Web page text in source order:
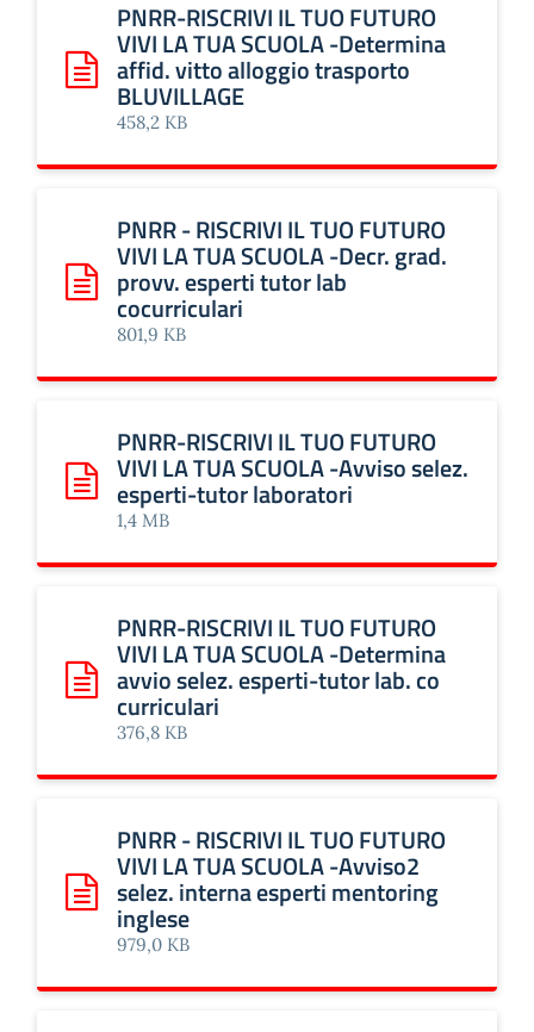
Scarica: PNRR-RISCRIVI IL TUO FUTURO VIVI LA TUA
PNRR-RISCRIVI IL TUO FUTURO
VIVI LA TUA SCUOLA -Determina
affid. vitto alloggio trasporto
BLUVILLAGE
458,2 KB
Scarica: PNRR - RISCRIVI IL TUO FUTURO VIVI LA TUA
PNRR - RISCRIVI IL TUO FUTURO
VIVI LA TUA SCUOLA -Decr. grad.
provv. esperti tutor lab
cocurriculari
801,9 KB
Scarica: PNRR-RISCRIVI IL TUO FUTURO VIVI LA TUA
PNRR-RISCRIVI IL TUO FUTURO
VIVI LA TUA SCUOLA -Avviso selez.
esperti-tutor laboratori
1,4 MB
Scarica: PNRR-RISCRIVI IL TUO FUTURO VIVI LA TUA
PNRR-RISCRIVI IL TUO FUTURO
VIVI LA TUA SCUOLA -Determina
avvio selez. esperti-tutor lab. co
curriculari
376,8 KB
Scarica: PNRR - RISCRIVI IL TUO FUTURO VIVI LA TUA
PNRR - RISCRIVI IL TUO FUTURO
VIVI LA TUA SCUOLA -Avviso2
selez. interna esperti mentoring
inglese
979,0 KB